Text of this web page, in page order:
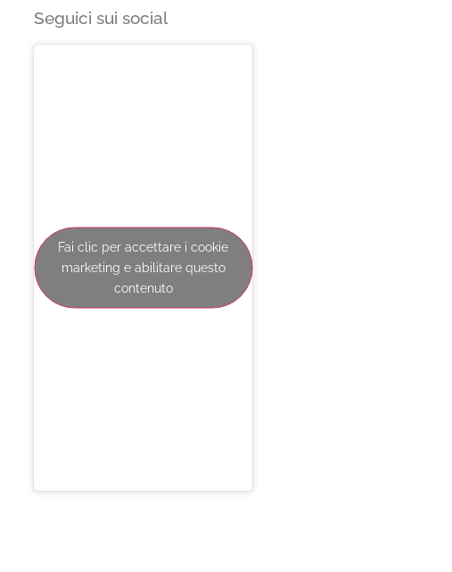
Seguici sui social
Fai clic per accettare i cookie
marketing e abilitare questo
contenuto